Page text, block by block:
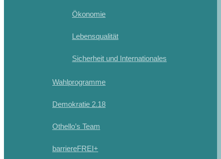
Ökonomie
Lebensqualität
Sicherheit und Internationales
Wahlprogramme
Demokratie 2.18
Othello’s Team
barriereFREI+